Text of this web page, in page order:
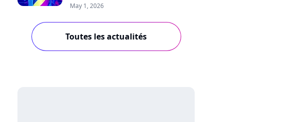
May 1, 2026
Toutes les actualités